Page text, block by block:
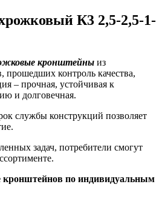
К3 2,5-2,5-1-
кронштейны из
прошедших контроль качества,
– прочная, устойчивая к
и долговечная.
службы конструкций позволяет
задач, потребители смогут
кронштейнов по индивидуальным